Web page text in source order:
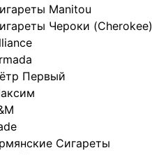
Manitou
Чероки (Cherokee)
Первый
Сигареты